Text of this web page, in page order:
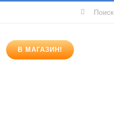
Search
В МАГАЗИН!